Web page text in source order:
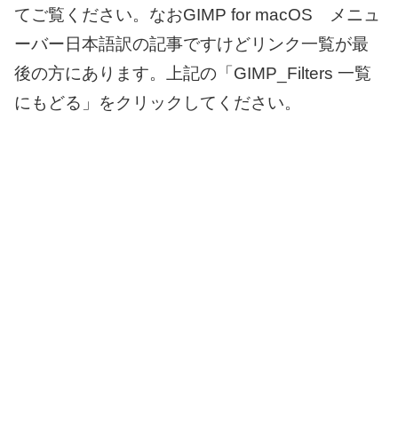
てご覧ください。なおGIMP for macOS メニュ
ーバー日本語訳の記事ですけどリンク一覧が最
後の方にあります。上記の「GIMP_Filters 一覧
にもどる」をクリックしてください。